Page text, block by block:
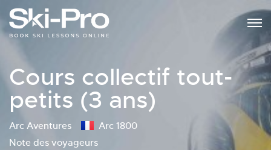
Cours collectif tout-
petits (3 ans)
Arc Aventures
Arc 1800
Note des voyageurs